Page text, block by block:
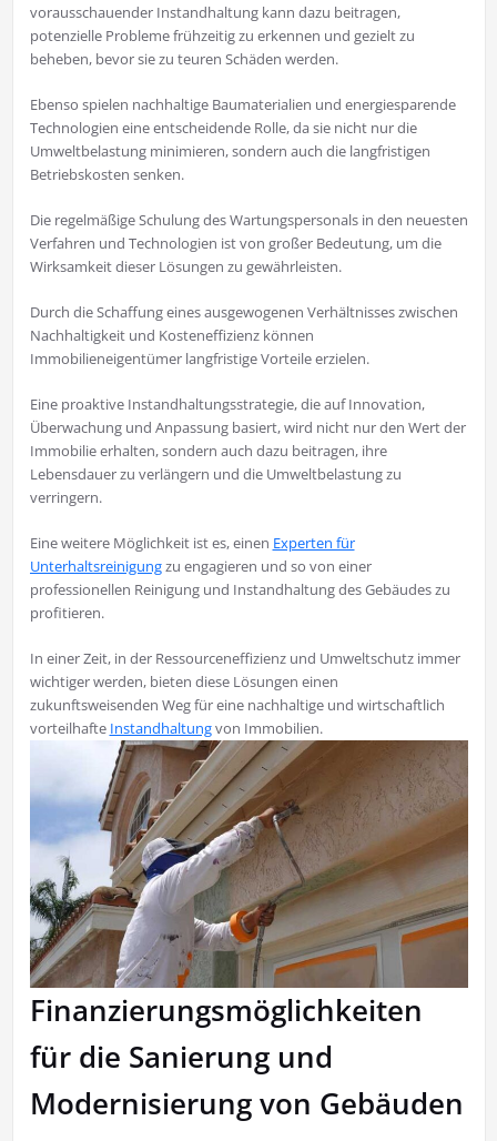
vorausschauender Instandhaltung kann dazu beitragen,
potenzielle Probleme frühzeitig zu erkennen und gezielt zu
beheben, bevor sie zu teuren Schäden werden.
Ebenso spielen nachhaltige Baumaterialien und energiesparende
Technologien eine entscheidende Rolle, da sie nicht nur die
Umweltbelastung minimieren, sondern auch die langfristigen
Betriebskosten senken.
Die regelmäßige Schulung des Wartungspersonals in den neuesten
Verfahren und Technologien ist von großer Bedeutung, um die
Wirksamkeit dieser Lösungen zu gewährleisten.
Durch die Schaffung eines ausgewogenen Verhältnisses zwischen
Nachhaltigkeit und Kosteneffizienz können
Immobilieneigentümer langfristige Vorteile erzielen.
Eine proaktive Instandhaltungsstrategie, die auf Innovation,
Überwachung und Anpassung basiert, wird nicht nur den Wert der
Immobilie erhalten, sondern auch dazu beitragen, ihre
Lebensdauer zu verlängern und die Umweltbelastung zu
verringern.
Eine weitere Möglichkeit ist es, einen Experten für
Unterhaltsreinigungzu engagieren und so von einer
professionellen Reinigung und Instandhaltung des Gebäudes zu
profitieren.
In einer Zeit, in der Ressourceneffizienz und Umweltschutz immer
wichtiger werden, bieten diese Lösungen einen
zukunftsweisenden Weg für eine nachhaltige und wirtschaftlich
vorteilhafte Instandhaltungvon Immobilien.
Finanzierungsmöglichkeiten
für die Sanierung und
Modernisierung von Gebäuden